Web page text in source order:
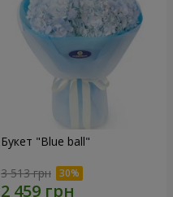
Букет "Blue ball"
3 513 грн